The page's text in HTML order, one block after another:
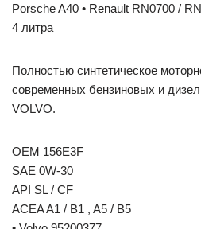
Porsche A40 • Renault RN0700 /
4 литра
Полностью синтетическое
современных бензиновых и
VOLVO.
OEM 156E3F
SAE 0W-30
API SL / CF
ACEA A1 / B1 , A5 / B5